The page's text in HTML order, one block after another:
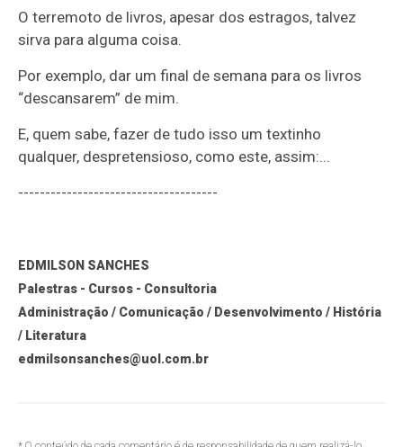
O terremoto de livros, apesar dos estragos, talvez
sirva para alguma coisa.
Por exemplo, dar um final de semana para os livros
“descansarem” de mim.
E, quem sabe, fazer de tudo isso um textinho
qualquer, despretensioso, como este, assim:...
-------------------------------------
EDMILSON SANCHES
Palestras - Cursos - Consultoria
Administração / Comunicação / Desenvolvimento / História
/ Literatura
edmilsonsanches@uol.com.br